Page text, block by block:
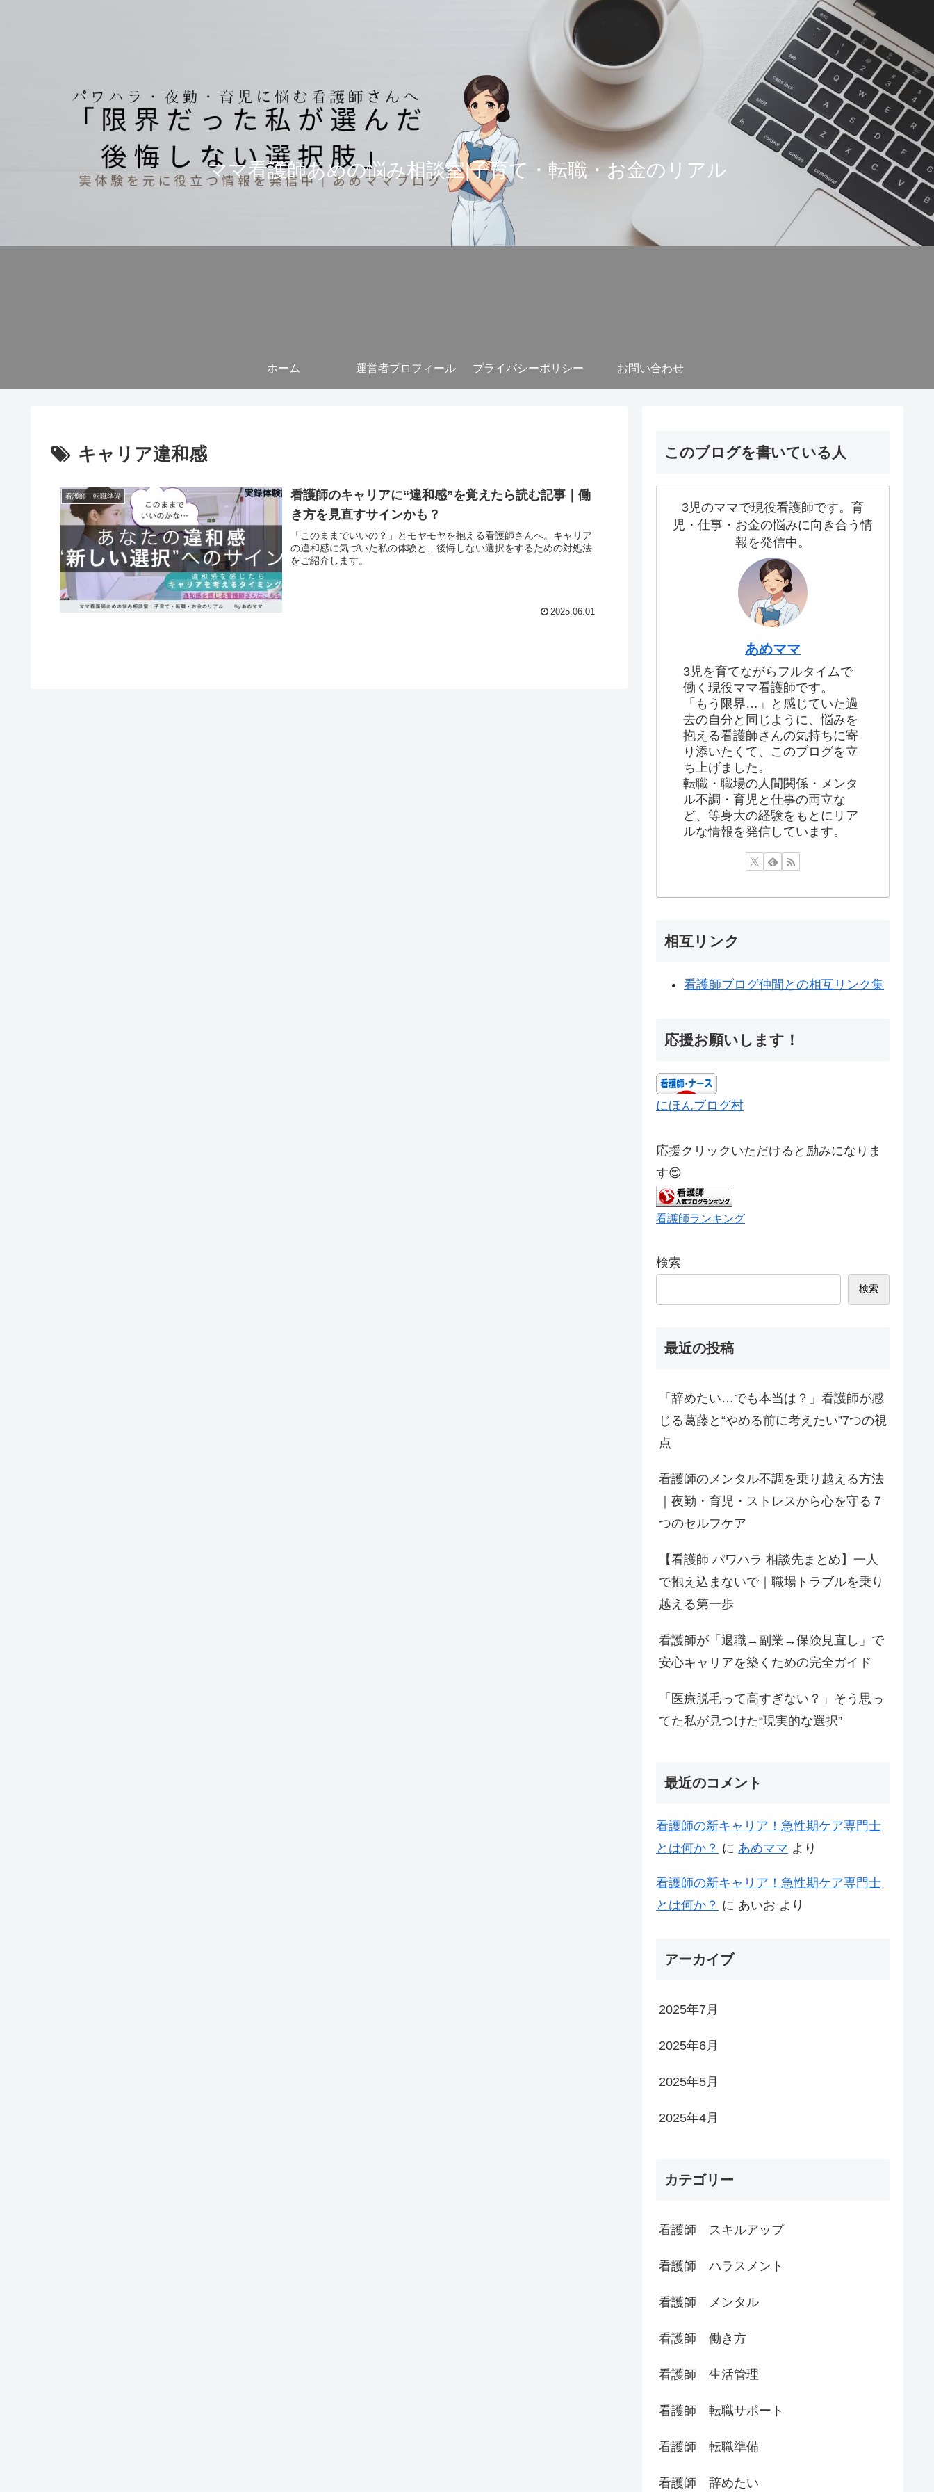
ママ看護師あめの悩み相談室|子育て・転職・お金のリアル
ホーム 運営者プロフィール プライバシーポリシー お問い合わせ
キャリア違和感
看護師 転職準備
看護師のキャリアに“違和感”を覚えたら読む記事｜働
き方を見直すサインかも？
「このままでいいの？」とモヤモヤを抱える看護師さんへ。キャリア
の違和感に気づいた私の体験と、後悔しない選択をするための対処法
をご紹介します。
2025.06.01
このブログを書いている人
3児のママで現役看護師です。育
児・仕事・お金の悩みに向き合う情
報を発信中。
あめママ
3児を育てながらフルタイムで
働く現役ママ看護師です。
「もう限界…」と感じていた過
去の自分と同じように、悩みを
抱える看護師さんの気持ちに寄
り添いたくて、このブログを立
ち上げました。
転職・職場の人間関係・メンタ
ル不調・育児と仕事の両立な
ど、等身大の経験をもとにリア
ルな情報を発信しています。
相互リンク
看護師ブログ仲間との相互リンク集
応援お願いします！
にほんブログ村
応援クリックいただけると励みになりま
す😊
看護師ランキング
検索
検索
最近の投稿
「辞めたい…でも本当は？」看護師が感
じる葛藤と“やめる前に考えたい”7つの視
点
看護師のメンタル不調を乗り越える方法
｜夜勤・育児・ストレスから心を守る７
つのセルフケア
【看護師 パワハラ 相談先まとめ】一人
で抱え込まないで｜職場トラブルを乗り
越える第一歩
看護師が「退職→副業→保険見直し」で
安心キャリアを築くための完全ガイド
「医療脱毛って高すぎない？」そう思っ
てた私が見つけた“現実的な選択”
最近のコメント
看護師の新キャリア！急性期ケア専門士
とは何か？ に あめママ より
看護師の新キャリア！急性期ケア専門士
とは何か？ に あいお より
アーカイブ
2025年7月
2025年6月
2025年5月
2025年4月
カテゴリー
看護師 スキルアップ
看護師 ハラスメント
看護師 メンタル
看護師 働き方
看護師 生活管理
看護師 転職サポート
看護師 転職準備
看護師 辞めたい